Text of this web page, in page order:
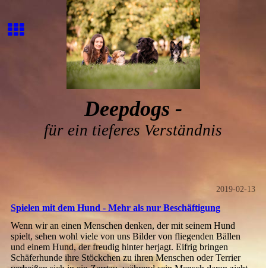
Deepdogs -
für ein tieferes Verständnis
2019-02-13
Spielen mit dem Hund - Mehr als nur Beschäftigung
Wenn wir an einen Menschen denken, der mit seinem Hund
spielt, sehen wohl viele von uns Bilder von fliegenden Bällen
und einem Hund, der freudig hinter herjagt. Eifrig bringen
Schäferhunde ihre Stöckchen zu ihren Menschen oder Terrier